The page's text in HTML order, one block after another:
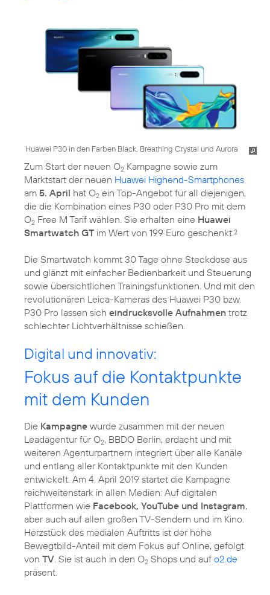
Huawei P30 in den Farben Black, Breathing Crystal und Aurora
Zum Start der neuen O2 Kampagne sowie zum
Marktstart der neuen Huawei Highend-Smartphones
am 5. April hat O2 ein Top-Angebot für all diejenigen,
die die Kombination eines P30 oder P30 Pro mit dem
O2 Free M Tarif wählen. Sie erhalten eine Huawei
Smartwatch GT im Wert von 199 Euro geschenkt. 2
Die Smartwatch kommt 30 Tage ohne Steckdose aus
und glänzt mit einfacher Bedienbarkeit und Steuerung
sowie übersichtlichen Trainingsfunktionen. Und mit den
revolutionären Leica-Kameras des Huawei P30 bzw.
P30 Pro lassen sich eindrucksvolle Aufnahmen trotz
schlechter Lichtverhältnisse schießen.
Digital und innovativ:
Fokus auf die Kontaktpunkte
mit dem Kunden
Die Kampagne wurde zusammen mit der neuen
Leadagentur für O2, BBDO Berlin, erdacht und mit
weiteren Agenturpartnern integriert über alle Kanäle
und entlang aller Kontaktpunkte mit den Kunden
entwickelt. Am 4. April 2019 startet die Kampagne
reichweitenstark in allen Medien: Auf digitalen
Plattformen wie Facebook, YouTube und Instagram,
aber auch auf allen großen TV-Sendern und im Kino.
Herzstück des medialen Auftritts ist der hohe
Bewegtbild-Anteil mit dem Fokus auf Online, gefolgt
von TV . Sie ist auch in den O2 Shops und auf o2.de
präsent.